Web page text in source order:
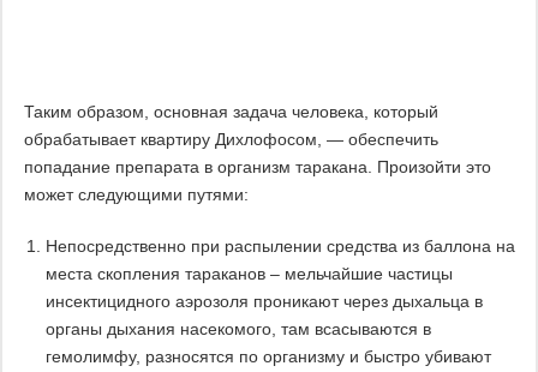
Таким образом, основная задача человека, который
обрабатывает квартиру Дихлофосом, — обеспечить
попадание препарата в организм таракана. Произойти это
может следующими путями:
Непосредственно при распылении средства из баллона на
места скопления тараканов – мельчайшие частицы
инсектицидного аэрозоля проникают через дыхальца в
органы дыхания насекомого, там всасываются в
гемолимфу, разносятся по организму и быстро убивают